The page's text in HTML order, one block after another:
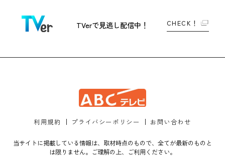
TVerで見逃し配信中！ CHECK！
利用規約 プライバシーポリシー お問い合わせ
当サイトに掲載している情報は、取材時点のもので、全てが最新のものと
は限りません。ご理解の上、ご利用ください。